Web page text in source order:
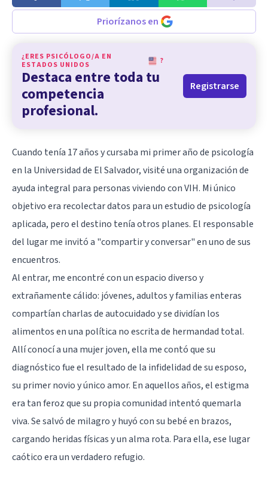
Priorízanos en
¿ERES PSICÓLOGO/A EN
ESTADOS UNIDOS
?
Destaca entre toda tu
competencia
profesional.
Registrarse
Cuando tenía 17 años y cursaba mi primer año de psicología
en la Universidad de El Salvador, visité una organización de
ayuda integral para personas viviendo con VIH. Mi único
objetivo era recolectar datos para un estudio de psicología
aplicada, pero el destino tenía otros planes. El responsable
del lugar me invitó a "compartir y conversar" en uno de sus
encuentros.
Al entrar, me encontré con un espacio diverso y
extrañamente cálido: jóvenes, adultos y familias enteras
compartían charlas de autocuidado y se dividían los
alimentos en una política no escrita de hermandad total.
Allí conocí a una mujer joven, ella me contó que su
diagnóstico fue el resultado de la infidelidad de su esposo,
su primer novio y único amor. En aquellos años, el estigma
era tan feroz que su propia comunidad intentó quemarla
viva. Se salvó de milagro y huyó con su bebé en brazos,
cargando heridas físicas y un alma rota. Para ella, ese lugar
caótico era un verdadero refugio.